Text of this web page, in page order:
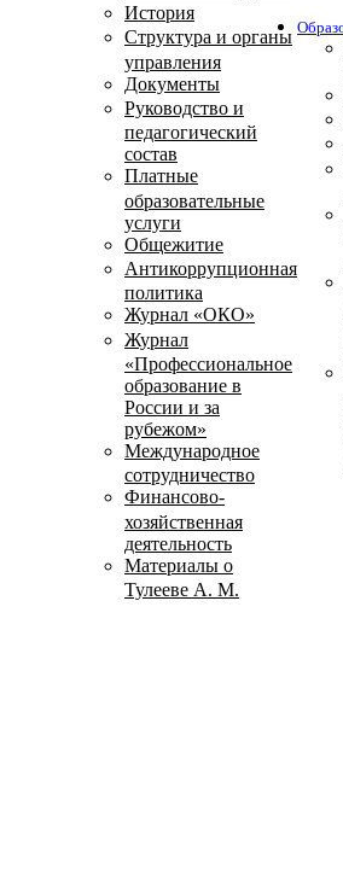
История
Структура и органы
управления
Документы
Руководство и
педагогический
состав
Платные
образовательные
услуги
Общежитие
Антикоррупционная
политика
Журнал «ОКО»
Журнал
«Профессиональное
образование в
России и за
рубежом»
Международное
сотрудничество
Финансово-
хозяйственная
деятельность
Материалы о
Тулееве А. М.